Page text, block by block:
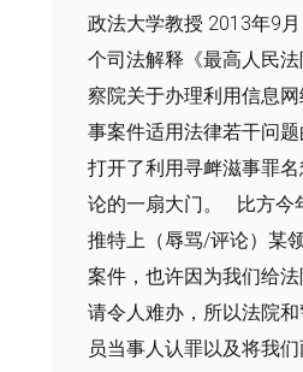
政法大学教授 2013年9
个司法解释《最高人民
察院关于办理利用信息
事案件适用法律若干问
打开了利用寻衅滋事罪
论的一扇大门。 比方今
推特上（辱骂/评论）某
案件，也许因为我们给
请令人难办，所以法院
员当事人认罪以及将我